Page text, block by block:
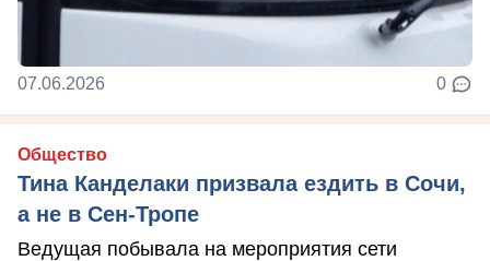
07.06.2026 0
Общество
Тина Канделаки призвала ездить в Сочи,
а не в Сен-Тропе
Ведущая побывала на мероприятия сети